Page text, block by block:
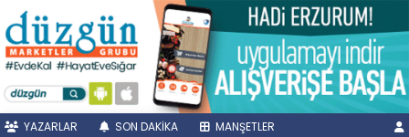
YAZARLAR SON DAKİKA MANŞETLER